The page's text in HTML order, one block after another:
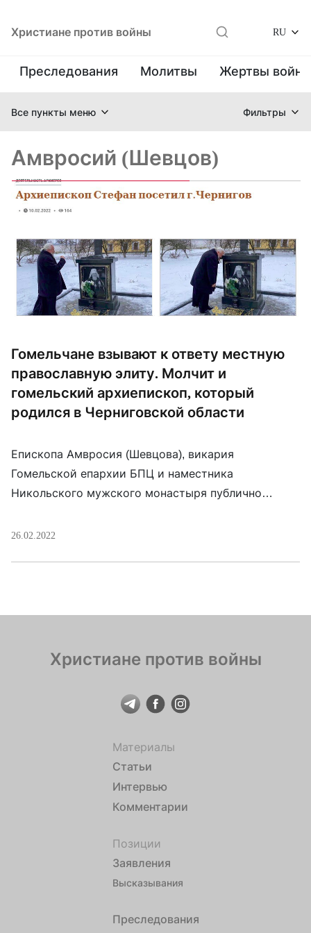
Христиане против войны RU
Преследования Молитвы Жертвы
Все пункты меню Фильтры
Амвросий (Шевцов)
Гомельчане взывают к ответу местную
православную элиту. Молчит и
гомельский архиепископ, который
родился в Черниговской области
Епископа Амвросия (Шевцова), викария
Гомельской епархии БПЦ и наместника
Никольского мужского монастыря публично
пока не последовало. Поводом стало новое
26.02.2022
Христиане против войны
Материалы
Статьи
Интервью
Комментарии
Позиции
Заявления
Высказывания
Преследования